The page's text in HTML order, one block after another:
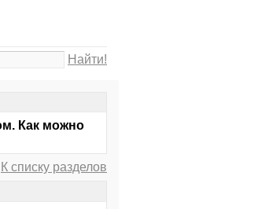
Найти!
Как можно
К списку разделов